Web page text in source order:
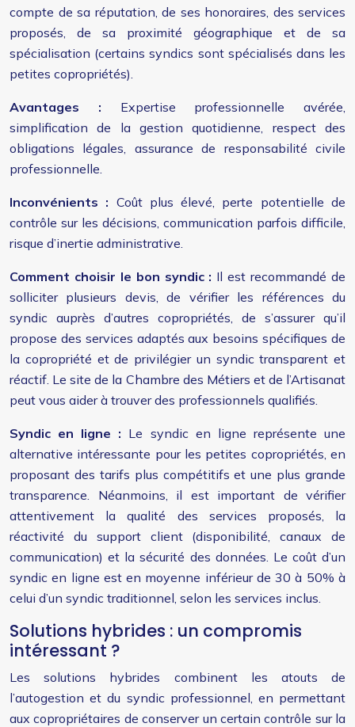
compte de sa réputation, de ses honoraires, des services
proposés, de sa proximité géographique et de sa
spécialisation (certains syndics sont spécialisés dans les
petites copropriétés).
Avantages : Expertise professionnelle avérée,
simplification de la gestion quotidienne, respect des
obligations légales, assurance de responsabilité civile
professionnelle.
Inconvénients : Coût plus élevé, perte potentielle de
contrôle sur les décisions, communication parfois difficile,
risque d’inertie administrative.
Comment choisir le bon syndic : Il est recommandé de
solliciter plusieurs devis, de vérifier les références du
syndic auprès d’autres copropriétés, de s’assurer qu’il
propose des services adaptés aux besoins spécifiques de
la copropriété et de privilégier un syndic transparent et
réactif. Le site de la Chambre des Métiers et de l’Artisanat
peut vous aider à trouver des professionnels qualifiés.
Syndic en ligne : Le syndic en ligne représente une
alternative intéressante pour les petites copropriétés, en
proposant des tarifs plus compétitifs et une plus grande
transparence. Néanmoins, il est important de vérifier
attentivement la qualité des services proposés, la
réactivité du support client (disponibilité, canaux de
communication) et la sécurité des données. Le coût d’un
syndic en ligne est en moyenne inférieur de 30 à 50% à
celui d’un syndic traditionnel, selon les services inclus.
Solutions hybrides : un compromis
intéressant ?
Les solutions hybrides combinent les atouts de
l’autogestion et du syndic professionnel, en permettant
aux copropriétaires de conserver un certain contrôle sur la